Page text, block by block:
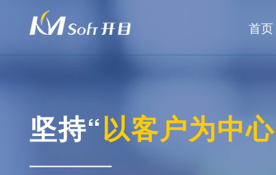
首页
坚持“以客户为中心